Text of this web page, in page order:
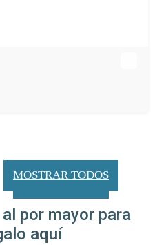
MOSTRAR TODOS
por mayor para
aquí